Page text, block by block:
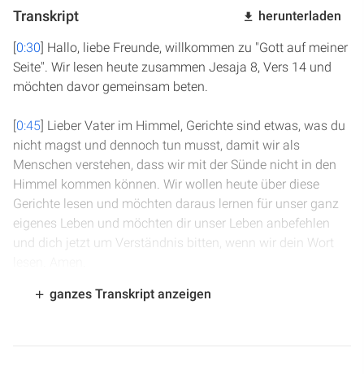
Transkript herunterladen
[0:30] Hallo, liebe Freunde, willkommen zu "Gott auf meiner
Seite". Wir lesen heute zusammen Jesaja 8, Vers 14 und
möchten davor gemeinsam beten.
[0:45] Lieber Vater im Himmel, Gerichte sind etwas, was du
nicht magst und dennoch tun musst, damit wir als
Menschen verstehen, dass wir mit der Sünde nicht in den
Himmel kommen können. Wir wollen heute über diese
Gerichte lesen und möchten daraus lernen für unser ganz
eigenes Leben und möchten dir unser Leben anbefehlen
und dich jetzt um Verständnis bitten, wenn wir dein Wort
1:21 ] Jesaja 8, Vers 14: "So wird er leuchten, wird er euch
ganzes Transkript anzeigen